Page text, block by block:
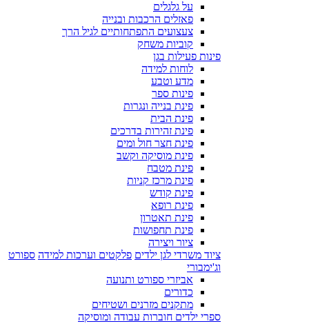
על גלגלים
פאזלים הרכבות ובנייה
צעצועים התפתחותיים לגיל הרך
קוביות משחק
פינות פעילות בגן
לוחות למידה
מדע וטבע
פינות ספר
פינת בנייה ונגרות
פינת הבית
פינת זהירות בדרכים
פינת חצר חול ומים
פינת מוסיקה וקשב
פינת מטבח
פינת מרכז קניות
פינת קודש
פינת רופא
פינת תאטרון
פינת תחפושות
ציור ויצירה
ציוד משרדי לגן ילדים פלקטים וערכות למידה ספורט
וג'ימבורי
אביזרי ספורט ותנועה
כדורים
מתקנים מזרנים ושטיחים
ספרי ילדים חוברות עבודה ומוסיקה